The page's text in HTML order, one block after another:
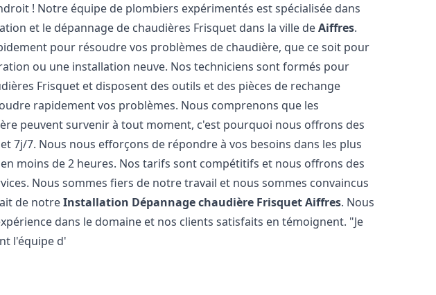
! Notre équipe de plombiers expérimentés est spécialisée dans
et le dépannage de chaudières Frisquet dans la ville deAiffres.
pour résoudre vos problèmes de chaudière, que ce soit pour
ou une installation neuve. Nos techniciens sont formés pour
Frisquet et disposent des outils et des pièces de rechange
rapidement vos problèmes. Nous comprenons que les
peuvent survenir à tout moment, c'est pourquoi nous offrons des
7j/7. Nous nous efforçons de répondre à vos besoins dans les plus
moins de 2 heures. Nos tarifs sont compétitifs et nous offrons des
Nous sommes fiers de notre travail et nous sommes convaincus
de notreInstallation Dépannage chaudière FrisquetAiffres. Nous
dans le domaine et nos clients satisfaits en témoignent. "Je
l'équipe d'